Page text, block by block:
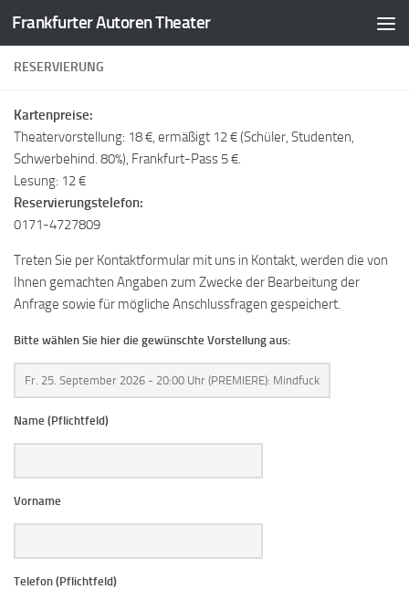
Zum Inhalt springen
Frankfurter Autoren Theater
RESERVIERUNG
Kartenpreise:
Theatervorstellung: 18 €, ermäßigt 12 € (Schüler, Studenten,
Schwerbehind. 80%), Frankfurt-Pass 5 €.
Lesung: 12 €
Reservierungstelefon:
0171-4727809
Treten Sie per Kontaktformular mit uns in Kontakt, werden die von
Ihnen gemachten Angaben zum Zwecke der Bearbeitung der
Anfrage sowie für mögliche Anschlussfragen gespeichert.
Bitte wählen Sie hier die gewünschte Vorstellung aus:
Name (Pflichtfeld)
Vorname
Telefon (Pflichtfeld)